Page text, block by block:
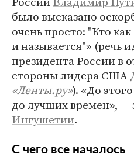
было высказано
очень просто: "Кто
и называется"» (речь
президента России в
стороны лидера США
«Ленты.ру»). «До
до лучших времен», —
Ингушетии.
С чего все началось